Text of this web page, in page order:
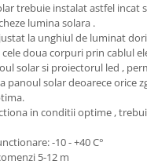
trebuie instalat astfel incat
lumina solara .
la unghiul de luminat
doua corpuri prin cablul
solar si proiectorul led ,
panoul solar deoarece orice
in conditii optime ,
-10 - +40 C°
5-12 m